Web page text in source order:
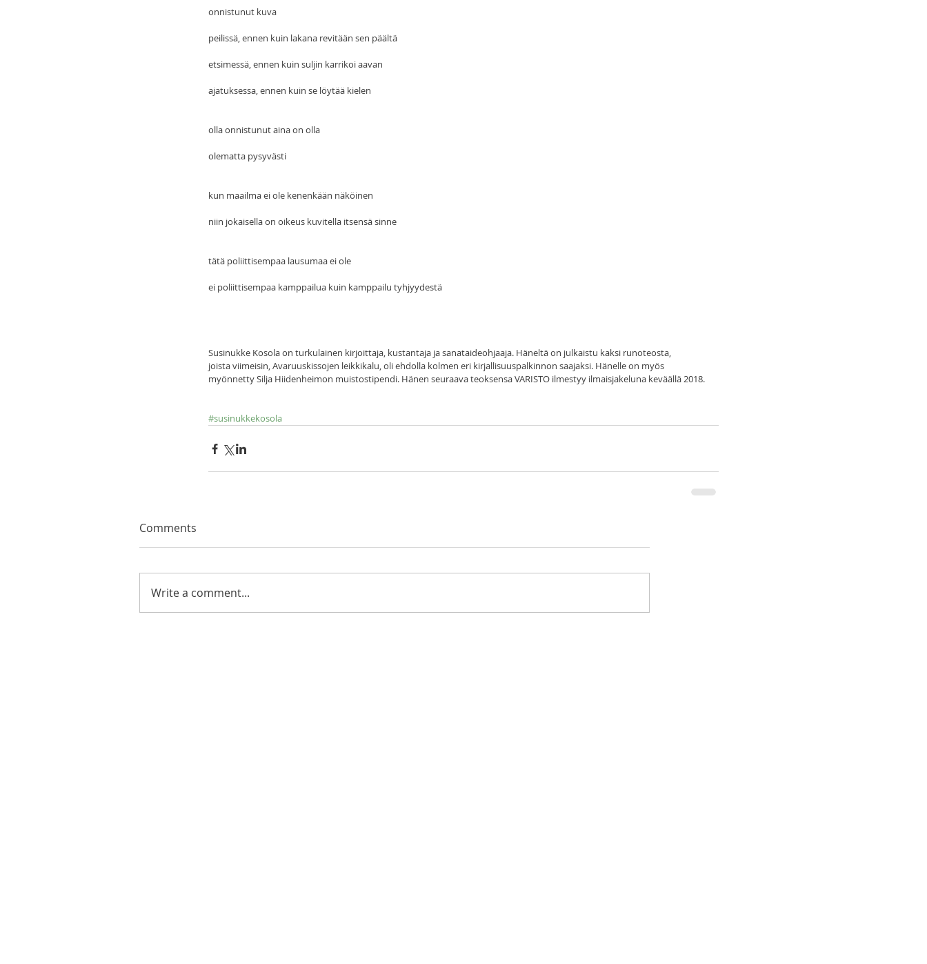
onnistunut kuva
peilissä, ennen kuin lakana revitään sen päältä
etsimessä, ennen kuin suljin karrikoi aavan
ajatuksessa, ennen kuin se löytää kielen
olla onnistunut aina on olla
olematta pysyvästi
kun maailma ei ole kenenkään näköinen
niin jokaisella on oikeus kuvitella itsensä sinne
tätä poliittisempaa lausumaa ei ole
ei poliittisempaa kamppailua kuin kamppailu tyhjyydestä
Susinukke Kosola on turkulainen kirjoittaja, kustantaja ja sanataideohjaaja. Häneltä on julkaistu kaksi runoteosta,
joista viimeisin, Avaruuskissojen leikkikalu, oli ehdolla kolmen eri kirjallisuuspalkinnon saajaksi. Hänelle on myös
myönnetty Silja Hiidenheimon muistostipendi. Hänen seuraava teoksensa VARISTO ilmestyy ilmaisjakeluna keväällä 2018.
#susinukkekosola
Comments
Write a comment...